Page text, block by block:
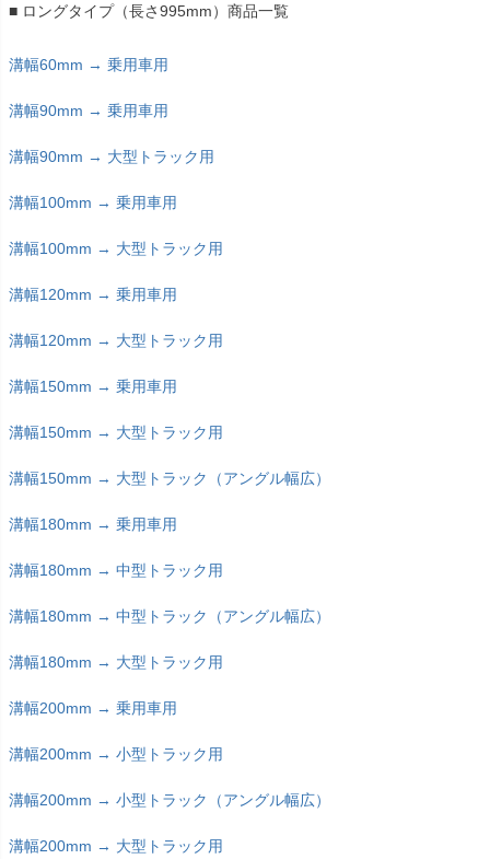
■ ロングタイプ（長さ995mm）商品一覧
溝幅60mm → 乗用車用
溝幅90mm → 乗用車用
溝幅90mm → 大型トラック用
溝幅100mm → 乗用車用
溝幅100mm → 大型トラック用
溝幅120mm → 乗用車用
溝幅120mm → 大型トラック用
溝幅150mm → 乗用車用
溝幅150mm → 大型トラック用
溝幅150mm → 大型トラック（アングル幅広）
溝幅180mm → 乗用車用
溝幅180mm → 中型トラック用
溝幅180mm → 中型トラック（アングル幅広）
溝幅180mm → 大型トラック用
溝幅200mm → 乗用車用
溝幅200mm → 小型トラック用
溝幅200mm → 小型トラック（アングル幅広）
溝幅200mm → 大型トラック用